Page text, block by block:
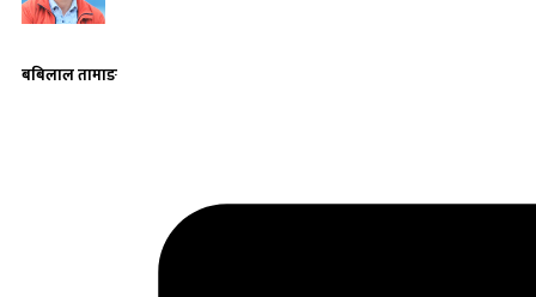
बबिलाल तामाङ